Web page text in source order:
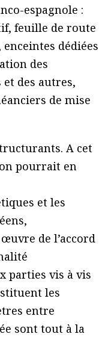
espagnole :
feuille de route
dédiées
des
des autres,
de mise
A cet
pourrait en
et les
de l’accord
parties vis à vis
les
entre
sont tout à la